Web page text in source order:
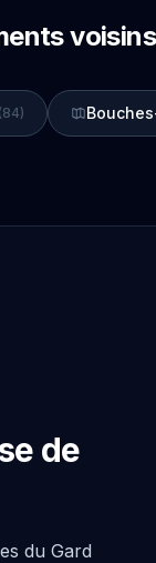
voisins
(84)
de
du Gard